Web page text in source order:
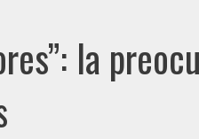
la